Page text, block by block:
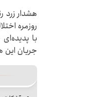
هشدار زرد
روزمره
با
جریان این